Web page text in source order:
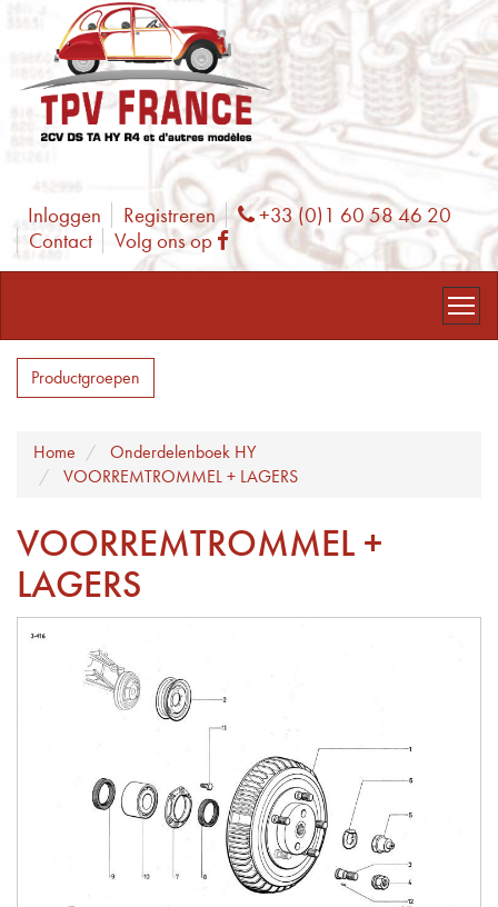
Inloggen Registreren Phone
+33 (0)1 60 58 46 20
Contact
Volg ons op Facebook
Productgroepen
Home
Onderdelenboek HY
VOORREMTROMMEL + LAGERS
VOORREMTROMMEL +
LAGERS